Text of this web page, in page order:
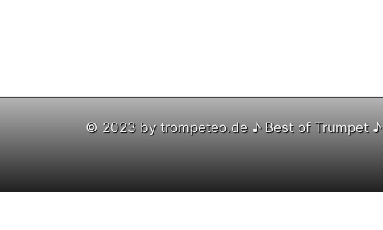
© 2023 by trompeteo.de ♪ Best of Trumpet ♪